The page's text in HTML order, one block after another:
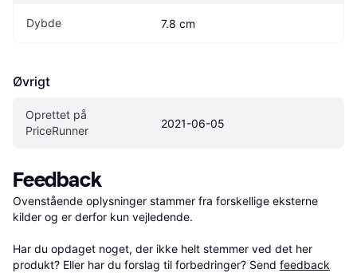
Dybde 7.8 cm
Øvrigt
Oprettet på
PriceRunner
2021-06-05
Feedback
Ovenstående oplysninger stammer fra forskellige eksterne
kilder og er derfor kun vejledende.
Har du opdaget noget, der ikke helt stemmer ved det her
produkt? Eller har du forslag til forbedringer? Send feedback